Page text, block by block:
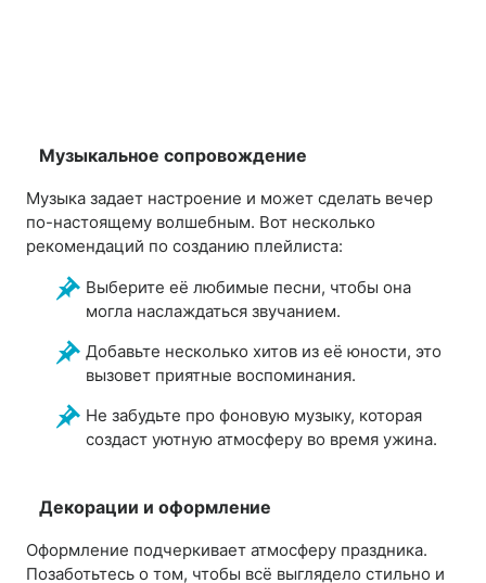
Музыкальное сопровождение
Музыка задает настроение и может сделать вечер
по-настоящему волшебным. Вот несколько
рекомендаций по созданию плейлиста:
Выберите её любимые песни, чтобы она
могла наслаждаться звучанием.
Добавьте несколько хитов из её юности, это
вызовет приятные воспоминания.
Не забудьте про фоновую музыку, которая
создаст уютную атмосферу во время ужина.
Декорации и оформление
Оформление подчеркивает атмосферу праздника.
Позаботьтесь о том, чтобы всё выглядело стильно и